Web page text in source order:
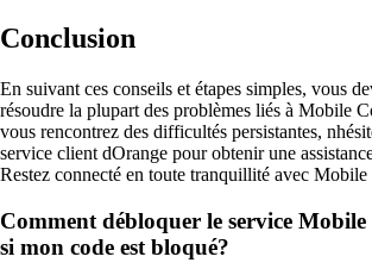
Conclusion
En suivant ces conseils et étapes simples, vous
résoudre la plupart des problèmes liés à Mobile
vous rencontrez des difficultés persistantes,
service client dOrange pour obtenir une
Restez connecté en toute tranquillité avec
Comment débloquer le service
si mon code est bloqué?